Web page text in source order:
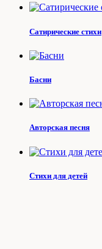
Сатирические стихи
Басни
Авторская песня
Стихи для детей